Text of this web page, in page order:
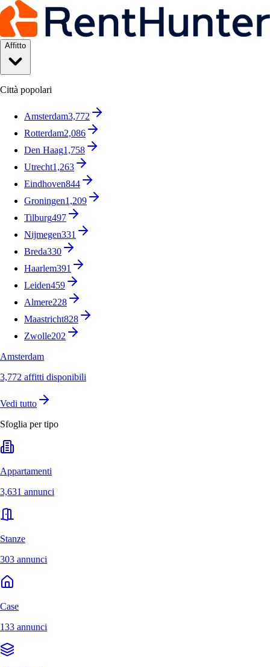
Affitto
Città popolari
Amsterdam3,772
Rotterdam2,086
Den Haag1,758
Utrecht1,263
Eindhoven844
Groningen1,209
Tilburg497
Nijmegen331
Breda330
Haarlem391
Leiden459
Almere228
Maastricht828
Zwolle202
Amsterdam
3,772 affitti disponibili
Vedi tutto
Sfoglia per tipo
Appartamenti
3,631 annunci
Stanze
303 annunci
Case
133 annunci